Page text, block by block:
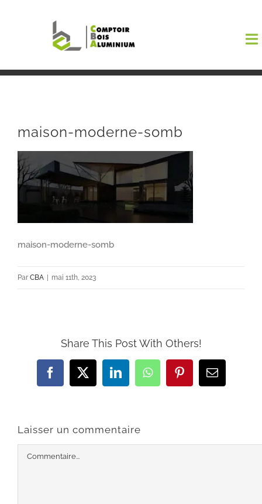
maison-moderne-somb
maison-moderne-somb
Par CBA | mai 11th, 2023
Share This Post With Others!
Facebook
X LinkedInWhatsAppPinterestEmail
Laisser un commentaire
Commentaire